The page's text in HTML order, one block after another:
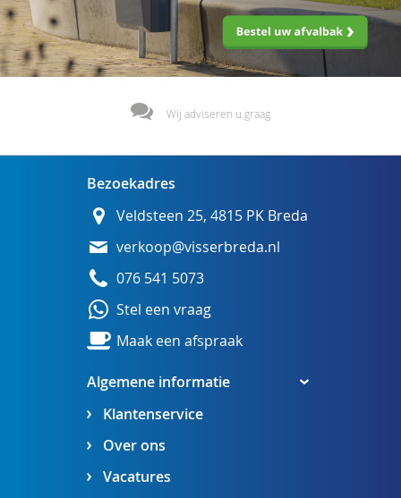
Wij adviseren u graag
Algemene informatie
Klantenservice
Over ons
Vacatures
Bezoekadres
Veldsteen 25, 4815 PK Breda
verkoop@visserbreda.nl
076 541 5073
Stel een vraag
Maak een afspraak